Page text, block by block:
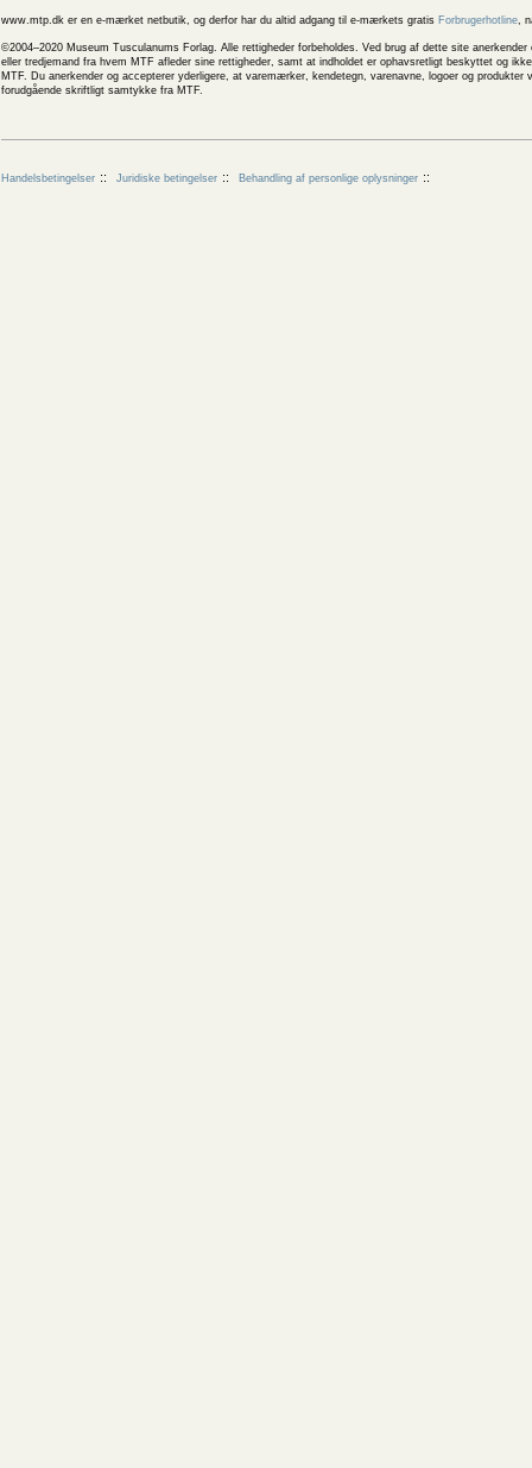
www.mtp.dk er en e-mærket netbutik, og derfor har du altid adgang til e-mærkets gratis Forbrugerhotline,
©2004–2020 Museum Tusculanums Forlag. Alle rettigheder forbeholdes. Ved brug af dette site
eller tredjemand fra hvem MTF afleder sine rettigheder, samt at indholdet er ophavsretligt beskyttet og
MTF. Du anerkender og accepterer yderligere, at varemærker, kendetegn, varenavne, logoer og
forudgående skriftligt samtykke fra MTF.
Handelsbetingelser Juridiske betingelser Behandling af personlige oplysninger